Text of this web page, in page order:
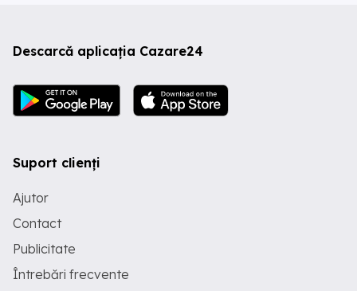
Descarcă aplicația Cazare24
Suport clienți
Ajutor
Contact
Publicitate
Întrebări frecvente